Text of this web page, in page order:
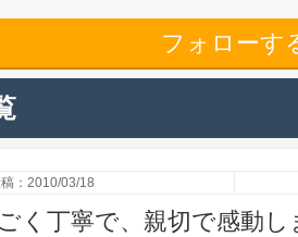
フォローす
：2010/03/18
く丁寧で、親切で感動